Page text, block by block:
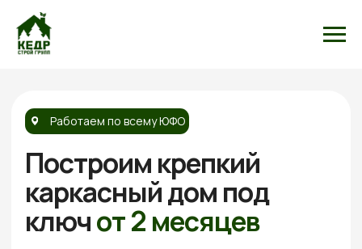
Построим крепкий
каркасный дом под
ключот 2 месяцев